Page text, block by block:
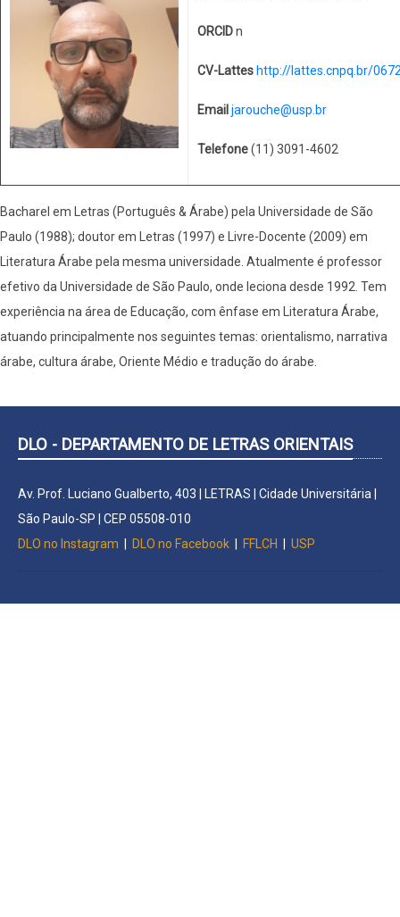
ORCIDn
CV-Lattes http://lattes.cnpq.br/
Email jarouche@usp.br
Telefone(11) 3091-4602
Bacharel em Letras (Português & Árabe) pela Universidade de São
Paulo (1988); doutor em Letras (1997) e Livre-Docente (2009) em
Literatura Árabe pela mesma universidade. Atualmente é professor
efetivo da Universidade de São Paulo, onde leciona desde 1992. Tem
experiência na área de Educação, com ênfase em Literatura Árabe,
atuando principalmente nos seguintes temas: orientalismo, narrativa
árabe, cultura árabe, Oriente Médio e tradução do árabe.
DLO - DEPARTAMENTO DE LETRAS ORIENTAIS
Av. Prof. Luciano Gualberto, 403 | LETRAS | Cidade Universitária |
São Paulo-SP | CEP 05508-010
DLO no Instagram
DLO no Facebook FFLCH USP